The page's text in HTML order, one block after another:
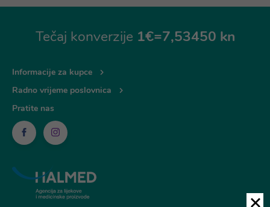
Tečaj konverzije 1€=7,53450 kn
Informacije za kupce
Radno vrijeme poslovnica
Pratite nas